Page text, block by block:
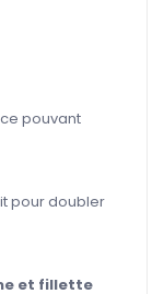
pouvant
pour doubler
et fillette